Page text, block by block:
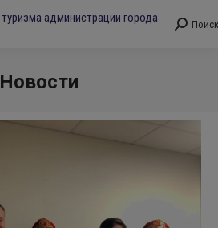
Поиск:
Поиск
Новости